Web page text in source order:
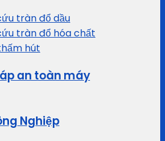
tràn đổ dầu
tràn đổ hóa chất
hút
an toàn máy
Nghiệp